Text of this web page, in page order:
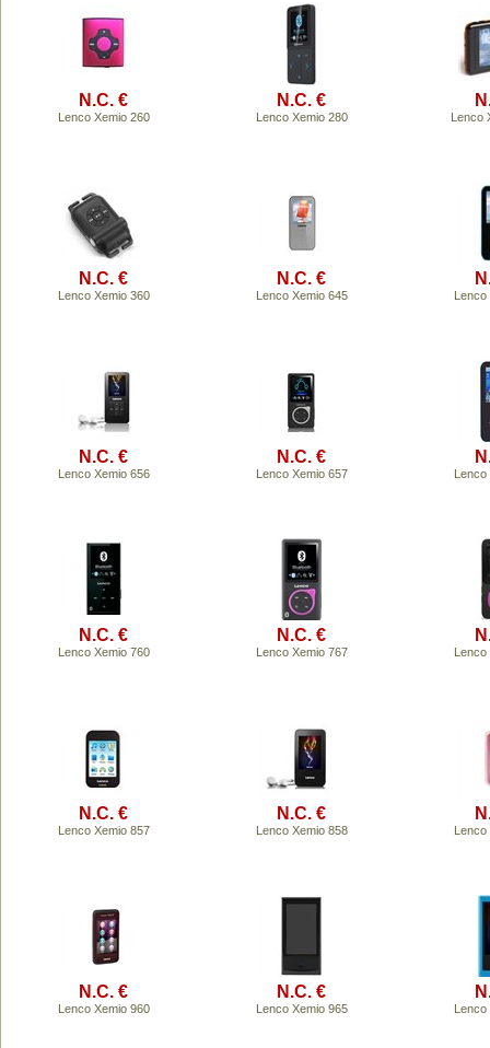
N.C. €
Lenco Xemio 260
N.C. €
Lenco Xemio 280 Lenco
N.C. €
Lenco Xemio 360
N.C. €
Lenco Xemio 645 Lenco
N.C. €
Lenco Xemio 656
N.C. €
Lenco Xemio 657 Lenco
N.C. €
Lenco Xemio 760
N.C. €
Lenco Xemio 767 Lenco
N.C. €
Lenco Xemio 857
N.C. €
Lenco Xemio 858 Lenco
N.C. €
Lenco Xemio 960
N.C. €
Lenco Xemio 965 Lenco